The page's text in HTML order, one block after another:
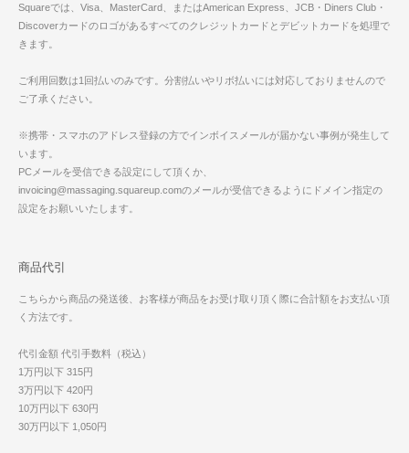
Squareでは、Visa、MasterCard、またはAmerican Express、JCB・Diners Club・
Discoverカードのロゴがあるすべてのクレジットカードとデビットカードを処理で
きます。
ご利用回数は1回払いのみです。分割払いやリボ払いには対応しておりませんので
ご了承ください。
※携帯・スマホのアドレス登録の方でインボイスメールが届かない事例が発生して
います。
PCメールを受信できる設定にして頂くか、
invoicing@massaging.squareup.comのメールが受信できるようにドメイン指定の
設定をお願いいたします。
商品代引
こちらから商品の発送後、お客様が商品をお受け取り頂く際に合計額をお支払い頂
く方法です。
代引金額 代引手数料（税込）
1万円以下 315円
3万円以下 420円
10万円以下 630円
30万円以下 1,050円